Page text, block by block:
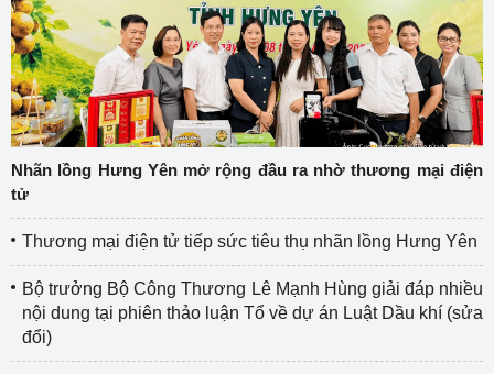
Nhãn lồng Hưng Yên mở rộng đầu ra nhờ thương mại điện
tử
Thương mại điện tử tiếp sức tiêu thụ nhãn lồng Hưng Yên
Bộ trưởng Bộ Công Thương Lê Mạnh Hùng giải đáp nhiều
nội dung tại phiên thảo luận Tổ về dự án Luật Dầu khí (sửa
đổi)